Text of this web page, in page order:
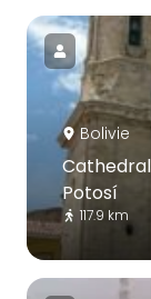
Bolivie
Potosí
117.9 km